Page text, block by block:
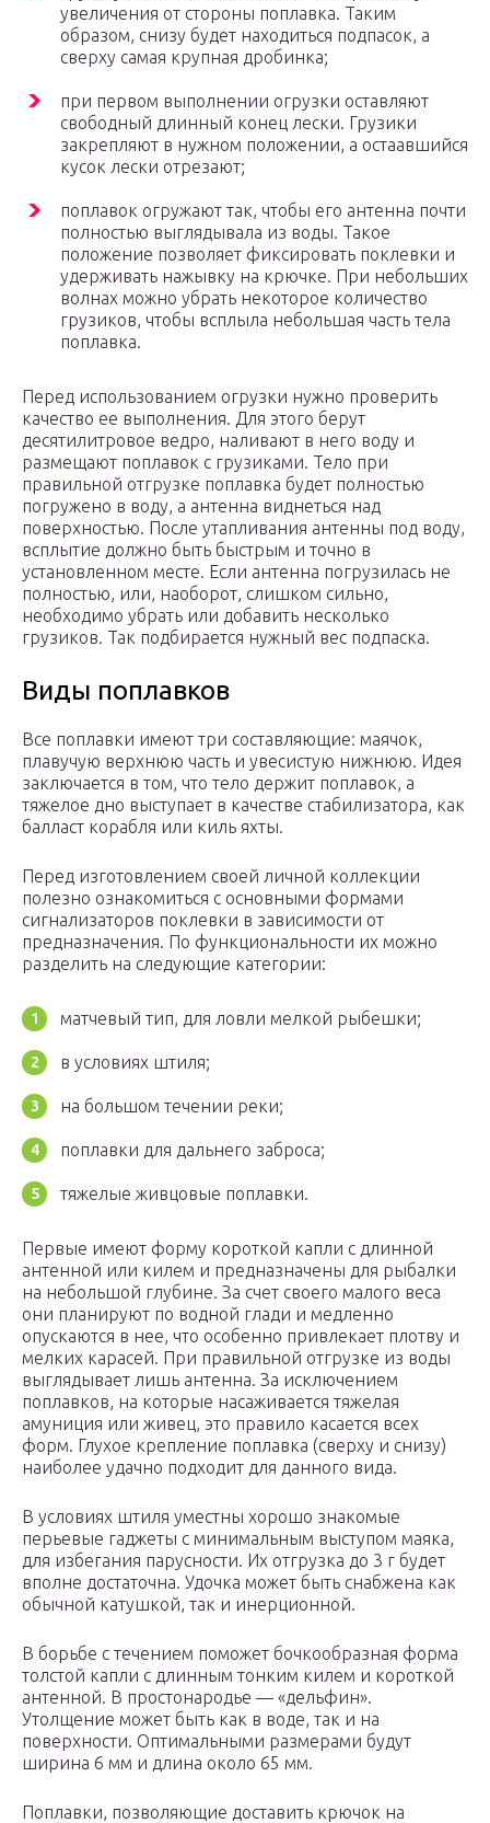
увеличения от стороны поплавка. Таким
образом, снизу будет находиться подпасок, а
сверху самая крупная дробинка;
при первом выполнении огрузки оставляют
свободный длинный конец лески. Грузики
закрепляют в нужном положении, а остаавшийся
кусок лески отрезают;
поплавок огружают так, чтобы его антенна почти
полностью выглядывала из воды. Такое
положение позволяет фиксировать поклевки и
удерживать нажывку на крючке. При небольших
волнах можно убрать некоторое количество
грузиков, чтобы всплыла небольшая часть тела
поплавка.
Перед использованием огрузки нужно проверить
качество ее выполнения. Для этого берут
десятилитровое ведро, наливают в него воду и
размещают поплавок с грузиками. Тело при
правильной отгрузке поплавка будет полностью
погружено в воду, а антенна виднеться над
поверхностью. После утапливания антенны под воду,
всплытие должно быть быстрым и точно в
установленном месте. Если антенна погрузилась не
полностью, или, наоборот, слишком сильно,
необходимо убрать или добавить несколько
грузиков. Так подбирается нужный вес подпаска.
Виды поплавков
Все поплавки имеют три составляющие: маячок,
плавучую верхнюю часть и увесистую нижнюю. Идея
заключается в том, что тело держит поплавок, а
тяжелое дно выступает в качестве стабилизатора, как
балласт корабля или киль яхты.
Перед изготовлением своей личной коллекции
полезно ознакомиться с основными формами
сигнализаторов поклевки в зависимости от
предназначения. По функциональности их можно
разделить на следующие категории:
матчевый тип, для ловли мелкой рыбешки;
в условиях штиля;
на большом течении реки;
поплавки для дальнего заброса;
тяжелые живцовые поплавки.
Первые имеют форму короткой капли с длинной
антенной или килем и предназначены для рыбалки
на небольшой глубине. За счет своего малого веса
они планируют по водной глади и медленно
опускаются в нее, что особенно привлекает плотву и
мелких карасей. При правильной отгрузке из воды
выглядывает лишь антенна. За исключением
поплавков, на которые насаживается тяжелая
амуниция или живец, это правило касается всех
форм. Глухое крепление поплавка (сверху и снизу)
наиболее удачно подходит для данного вида.
В условиях штиля уместны хорошо знакомые
перьевые гаджеты с минимальным выступом маяка,
для избегания парусности. Их отгрузка до 3 г будет
вполне достаточна. Удочка может быть снабжена как
обычной катушкой, так и инерционной.
В борьбе с течением поможет бочкообразная форма
толстой капли с длинным тонким килем и короткой
антенной. В простонародье — «дельфин».
Утолщение может быть как в воде, так и на
поверхности. Оптимальными размерами будут
ширина 6 мм и длина около 65 мм.
Поплавки, позволяющие доставить крючок на